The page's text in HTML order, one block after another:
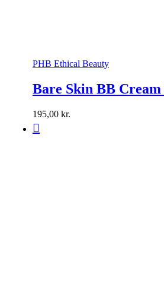
PHB Ethical Beauty
Bare Skin BB
195,00 kr.